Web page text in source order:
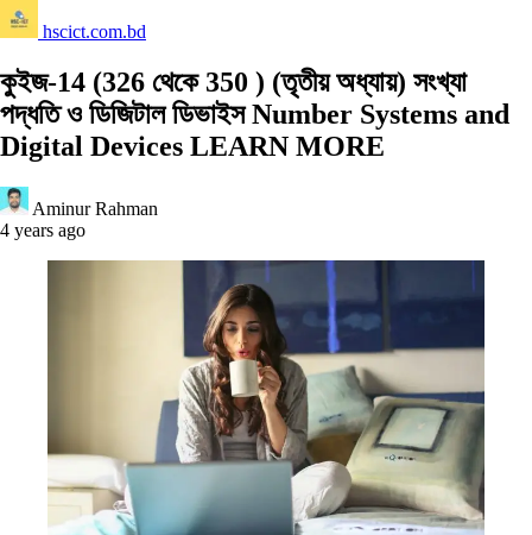
hscict.com.bd
কুইজ-14 (326 থেকে 350 ) (তৃতীয় অধ্যায়) সংখ্যা
পদ্ধতি ও ডিজিটাল ডিভাইস Number Systems and
Digital Devices LEARN MORE
Aminur Rahman
4 years ago